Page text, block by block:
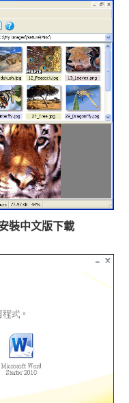
裝中文版下載